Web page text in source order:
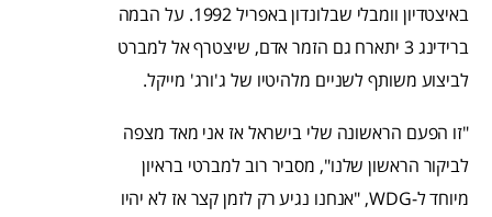
באיצטדיון וומבלי שבלונדון באפריל 1992. על הבמה
ברידינג 3 יתארח גם הזמר אדם, שיצטרף אל למברט
לביצוע משותף לשניים מלהיטיו של ג'ורג' מייקל.
"זו הפעם הראשונה שלי בישראל אז אני מאד מצפה
לביקור הראשון שלנו", מסביר רוב למברטי בראיון
מיוחד ל-WDG, "אנחנו נגיע רק לזמן קצר אז לא יהיו